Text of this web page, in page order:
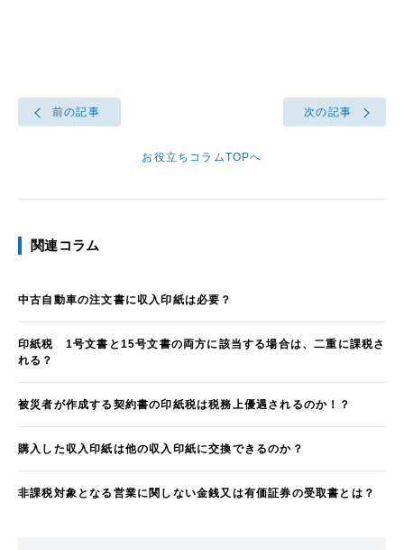
前の記事
お役立ちコラムTOPへ
次の記事
関連コラム
中古自動車の注文書に収入印紙は必要？
印紙税 1号文書と15号文書の両方に該当する場合は、二重に課税さ
れる？
被災者が作成する契約書の印紙税は税務上優遇されるのか！？
購入した収入印紙は他の収入印紙に交換できるのか？
非課税対象となる営業に関しない金銭又は有価証券の受取書とは？